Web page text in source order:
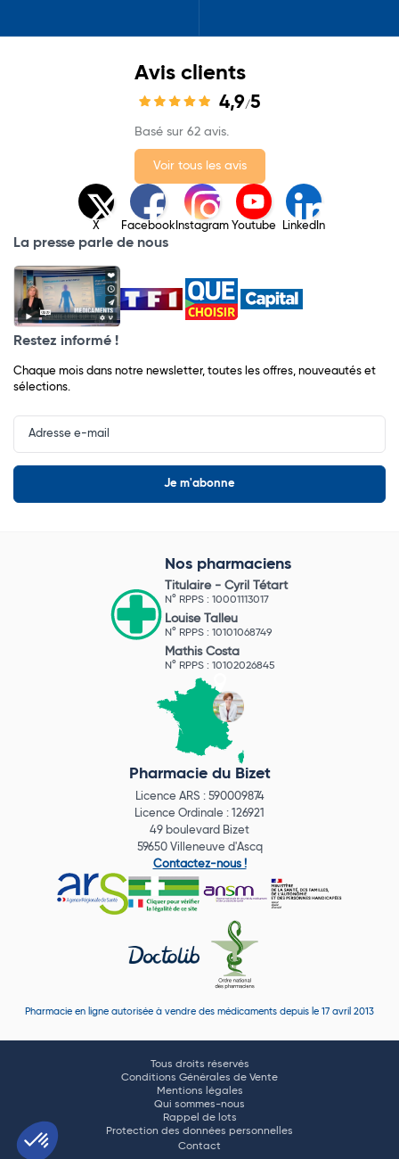
Avis clients
4,9/5
Basé sur 62 avis.
Voir tous les avis
X Facebook Instagram Youtube LinkedIn
La presse parle de nous
Restez informé !
Chaque mois dans notre newsletter, toutes les offres, nouveautés et
sélections.
Input
Newsletter
Nos pharmaciens
Titulaire - Cyril Tétart
N° RPPS : 10001113017
Louise Talleu
N° RPPS : 10101068749
Mathis Costa
N° RPPS : 10102026845
Pharmacie du Bizet
Licence ARS : 590009874
Licence Ordinale : 126921
49 boulevard Bizet
59650 Villeneuve d'Ascq
Contactez-nous !
Pharmacie en ligne autorisée à vendre des médicaments depuis le 17 avril 2013
Tous droits réservés
Conditions Générales de Vente
Mentions légales
Qui sommes-nous
Rappel de lots
Protection des données personnelles
Contact